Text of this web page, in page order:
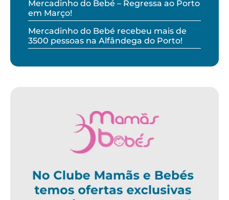
Mercadinho do Bebé – Regressa ao Porto
em Março!
Mercadinho do Bebé recebeu mais de
3500 pessoas na Alfândega do Porto!